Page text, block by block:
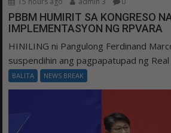
PBBM HUMIRIT SA KONGRESO
IMPLEMENTASYON NG RPVARA
HINILING ni Pangulong Ferdinand
suspendihin ang pagpapatupad ng
BALITA NEWS BREAK